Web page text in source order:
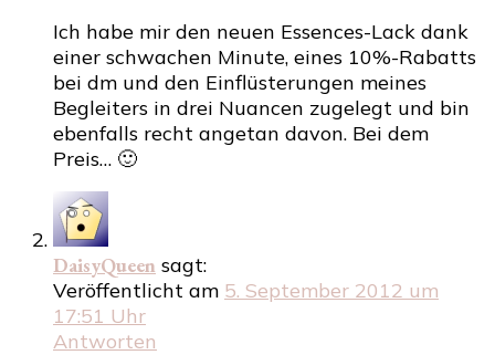
Ich habe mir den neuen Essences-Lack dank
einer schwachen Minute, eines 10%-Rabatts
bei dm und den Einflüsterungen meines
Begleiters in drei Nuancen zugelegt und bin
ebenfalls recht angetan davon. Bei dem
Preis… 🙂
DaisyQueen sagt:
Veröffentlicht am 5. September 2012 um
17:51 Uhr
Antworten